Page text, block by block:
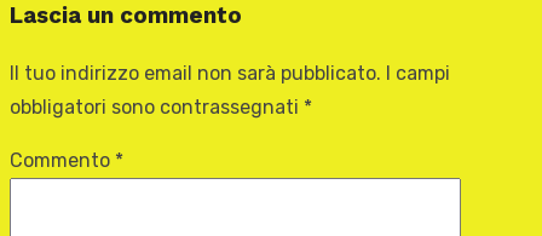
Lascia un commento
Il tuo indirizzo email non sarà pubblicato.
I campi
obbligatori sono contrassegnati *
Commento *